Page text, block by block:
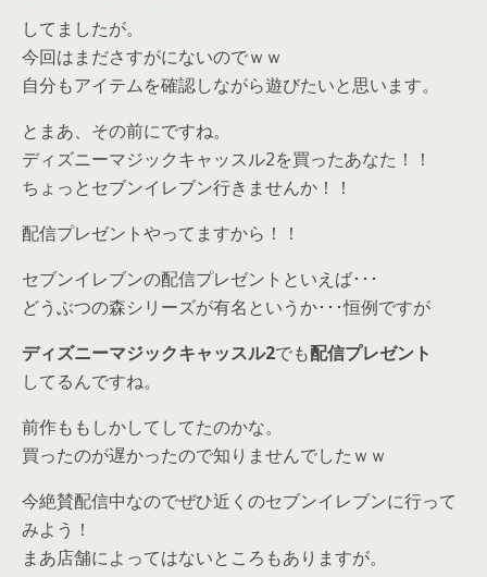
してましたが。
今回はまださすがにないのでｗｗ
自分もアイテムを確認しながら遊びたいと思います。
とまあ、その前にですね。
ディズニーマジックキャッスル2を買ったあなた！！
ちょっとセブンイレブン行きませんか！！
配信プレゼントやってますから！！
セブンイレブンの配信プレゼントといえば･･･
どうぶつの森シリーズが有名というか･･･恒例ですが
ディズニーマジックキャッスル2でも配信プレゼント
してるんですね。
前作ももしかしてしてたのかな。
買ったのが遅かったので知りませんでしたｗｗ
今絶賛配信中なのでぜひ近くのセブンイレブンに行って
みよう！
まあ店舗によってはないところもありますが。